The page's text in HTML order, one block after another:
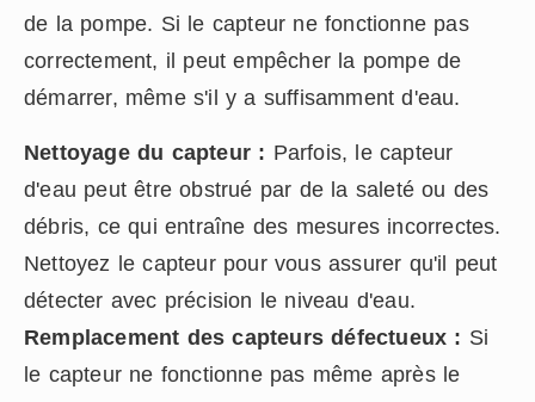
de la pompe. Si le capteur ne fonctionne pas
correctement, il peut empêcher la pompe de
démarrer, même s'il y a suffisamment d'eau.
Nettoyage du capteur : Parfois, le capteur
d'eau peut être obstrué par de la saleté ou des
débris, ce qui entraîne des mesures incorrectes.
Nettoyez le capteur pour vous assurer qu'il peut
détecter avec précision le niveau d'eau.
Remplacement des capteurs défectueux : Si
le capteur ne fonctionne pas même après le